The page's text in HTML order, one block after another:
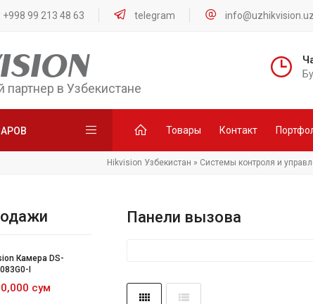
99 213 48 63 telegram info@uzhikvision.uz
в Узбекистане
Товары Контакт
Hikvision Узбекистан » Системы контроля и
Панели вызова
Камера DS-
I
сум